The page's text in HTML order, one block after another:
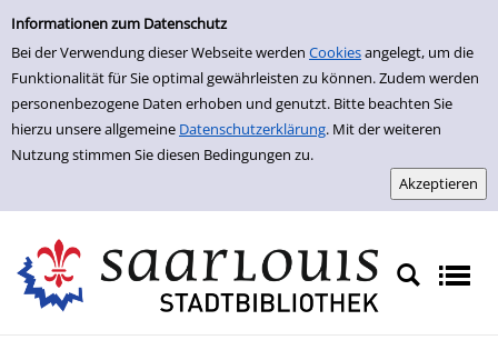
Einfache Suche
Informationen zum Datenschutz
Bei der Verwendung dieser Webseite werden Cookiesangelegt, um die
Funktionalität für Sie optimal gewährleisten zu können. Zudem werden
personenbezogene Daten erhoben und genutzt. Bitte beachten Sie
hierzu unsere allgemeine Datenschutzerklärung. Mit der weiteren
Nutzung stimmen Sie diesen Bedingungen zu.
Zur Detailanzeige springen